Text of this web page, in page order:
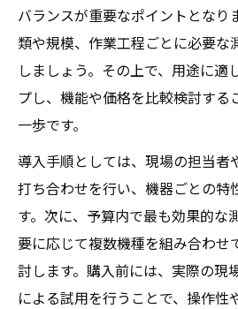
バランスが重要なポイントとなり
類や規模、作業工程ごとに必要な
しましょう。その上で、用途に適
プし、機能や価格を比較検討する
一歩です。
導入手順としては、現場の担当者
打ち合わせを行い、機器ごとの特
す。次に、予算内で最も効果的な
要に応じて複数機種を組み合わせ
討します。購入前には、実際の現
による試用を行うことで、操作性